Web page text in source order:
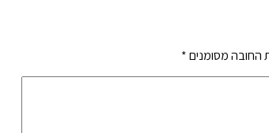
החובה מסומנים*